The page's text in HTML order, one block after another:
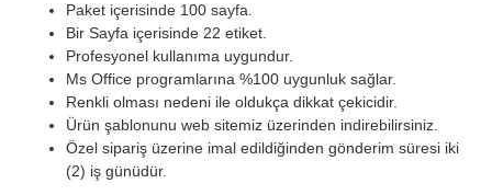
Paket içerisinde 100 sayfa.
Bir Sayfa içerisinde 22 etiket.
Profesyonel kullanıma uygundur.
Ms Office programlarına %100 uygunluk sağlar.
Renkli olması nedeni ile oldukça dikkat çekicidir.
Ürün şablonunu web sitemiz üzerinden indirebilirsiniz.
Özel sipariş üzerine imal edildiğinden gönderim süresi iki
(2) iş günüdür.